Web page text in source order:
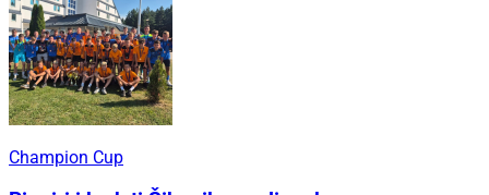
Champion Cup